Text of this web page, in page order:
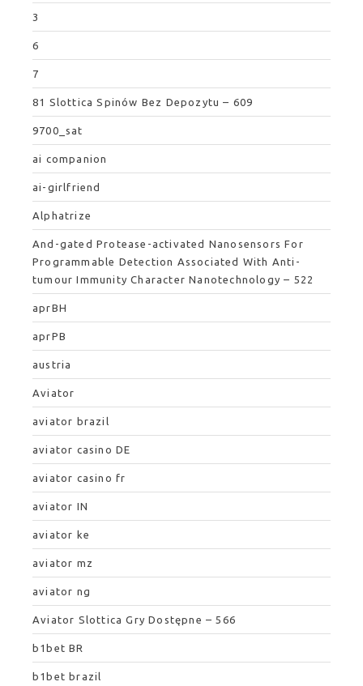
3
6
7
81 Slottica Spinów Bez Depozytu – 609
9700_sat
ai companion
ai-girlfriend
Alphatrize
And-gated Protease-activated Nanosensors For
Programmable Detection Associated With Anti-
tumour Immunity Character Nanotechnology – 522
aprBH
aprPB
austria
Aviator
aviator brazil
aviator casino DE
aviator casino fr
aviator IN
aviator ke
aviator mz
aviator ng
Aviator Slottica Gry Dostępne – 566
b1bet BR
b1bet brazil